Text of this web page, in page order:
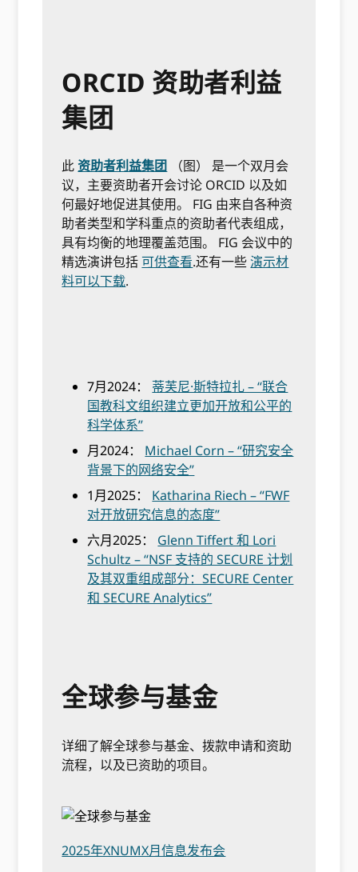
ORCID 资助者利益
集团
此资助者利益集团 （图）
是一个双月会
议，主要资助者开会讨论 ORCID 以及如
何最好地促进其使用。 FIG 由来自各种资
助者类型和学科重点的资助者代表组成，
具有均衡的地理覆盖范围。 FIG 会议中的
精选演讲包括可供查看.还有一些演示材
料可以下载.
7月2024：蒂芙尼·斯特拉扎 – “联合
国教科文组织建立更加开放和公平的
科学体系”
月2024： Michael Corn – “研究安全
背景下的网络安全”
1月2025： Katharina Riech – “FWF
对开放研究信息的态度”
六月2025： Glenn Tiffert 和 Lori
Schultz – “NSF 支持的 SECURE 计划
及其双重组成部分：SECURE Center
和 SECURE Analytics”
全球参与基金
详细了解全球参与基金、拨款申请和资助
流程，以及已资助的项目。
2025年XNUMX月信息发布会